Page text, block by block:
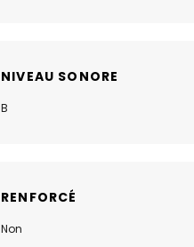
NIVEAU SONORE
B
RENFORCÉ
Non